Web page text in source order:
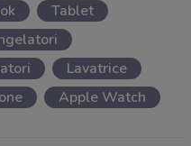
Tablet
Lavatrice
Apple Watch